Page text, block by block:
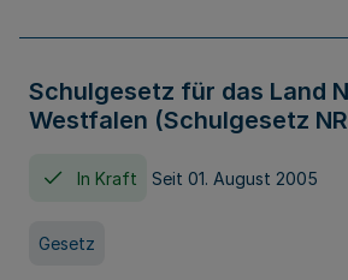
Schulgesetz für das Land
Westfalen (Schulgesetz
In Kraft Seit 01. August 2005
Gesetz